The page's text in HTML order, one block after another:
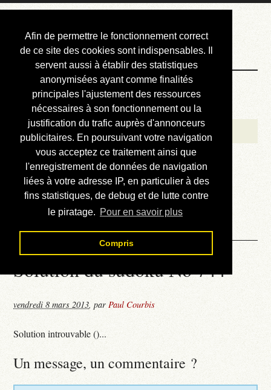
Afin de permettre le fonctionnement correct
de ce site des cookies sont indispensables. Il
servent aussi à établir des statistiques
anonymisées ayant comme finalités
principales l'ajustement des ressources
nécessaires à son fonctionnement ou la
justification du trafic auprès d'annonceurs
publicitaires. En poursuivant votre navigation
vous acceptez ce traitement ainsi que
l'enregistrement de données de navigation
liées à votre adresse IP, en particulier à des
fins statistiques, de debug et de lutte contre
le piratage. Pour en savoir plus
Compris
Courbis, « LE »
Blog Officiel
Bienvenue
Réalisations
Divers (et d’été)
Annonces
Liens externes
Téléchargement
Contact
Solution du sudoku No 744
vendredi 8 mars 2013,parPaul Courbis
Solution introuvable ()...
Un message, un commentaire ?